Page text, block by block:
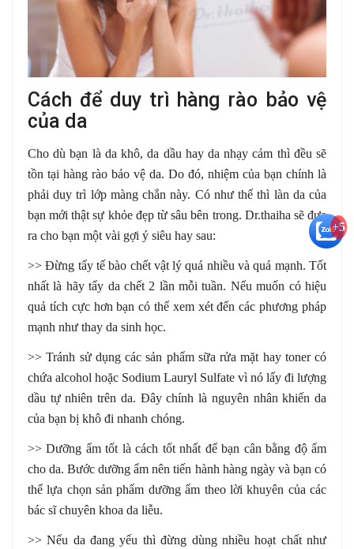
Cách để duy trì hàng rào bảo vệ
của da
Cho dù bạn là da khô, da dầu hay da nhạy cảm thì đều sẽ
tồn tại hàng rào bảo vệ da. Do đó, nhiệm của bạn chính là
phải duy trì lớp màng chắn này. Có như thế thì làn da của
bạn mới thật sự khỏe đẹp từ sâu bên trong. Dr.thaiha sẽ đưa
ra cho bạn một vài gợi ý siêu hay sau:
>> Đừng tẩy tế bào chết vật lý quá nhiều và quá mạnh. Tốt
nhất là hãy tẩy da chết 2 lần mỗi tuần. Nếu muốn có hiệu
quả tích cực hơn bạn có thể xem xét đến các phương pháp
mạnh như thay da sinh học.
>> Tránh sử dụng các sản phẩm sữa rửa mặt hay toner có
chứa alcohol hoặc Sodium Lauryl Sulfate vì nó lấy đi lượng
dầu tự nhiên trên da. Đây chính là nguyên nhân khiến da
của bạn bị khô đi nhanh chóng.
>> Dưỡng ẩm tốt là cách tốt nhất để bạn cân bằng độ ẩm
cho da. Bước dưỡng ẩm nên tiến hành hàng ngày và bạn có
thể lựa chọn sản phẩm dưỡng ẩm theo lời khuyên của các
bác sĩ chuyên khoa da liễu.
>> Nếu da đang yếu thì đừng dùng nhiều hoạt chất như
+5